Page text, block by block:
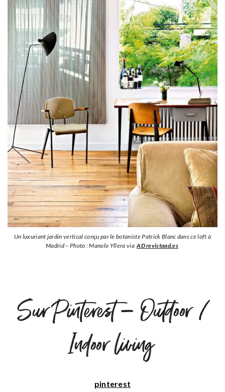
Un luxuriant jardin vertical conçu par le botaniste Patrick Blanc dans ce loft à
Madrid – Photo : Manolo Yllera via AD revistaad.es
Sur Pinterest – Outdoor /
Indoor living
pinterest